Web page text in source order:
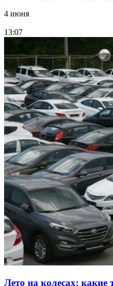
4 июня
13:07
Лето на колесах: какие